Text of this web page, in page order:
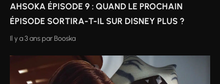
AHSOKA ÉPISODE 9 : QUAND LE PROCHAIN
ÉPISODE SORTIRA-T-IL SUR DISNEY PLUS ?
Il y a 3 ans par Booska